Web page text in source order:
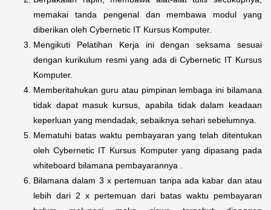
memakai tanda pengenal dan membawa modul yang
diberikan oleh Cybernetic IT Kursus Komputer.
Mengikuti Pelatihan Kerja ini dengan seksama sesuai
dengan kurikulum resmi yang ada di Cybernetic IT Kursus
Komputer.
Memberitahukan guru atau pimpinan lembaga ini bilamana
tidak dapat masuk kursus, apabila tidak dalam keadaan
keperluan yang mendadak, sebaiknya sehari sebelumnya.
Mematuhi batas waktu pembayaran yang telah ditentukan
oleh Cybernetic IT Kursus Komputer yang dipasang pada
whiteboard bilamana pembayarannya .
Bilamana dalam 3 x pertemuan tanpa ada kabar dan atau
lebih dari 2 x pertemuan dari batas waktu pembayaran